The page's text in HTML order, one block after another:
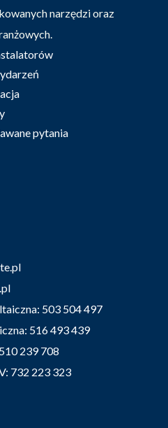
narzędzi oraz
pytania
503 504 497
516 493 439
510 239 708
732 223 323